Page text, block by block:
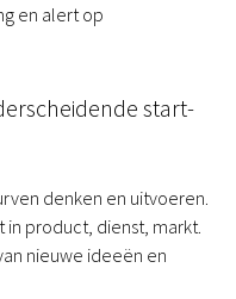
en alert op
start-
denken en uitvoeren.
in product, dienst, markt.
nieuwe ideeën en